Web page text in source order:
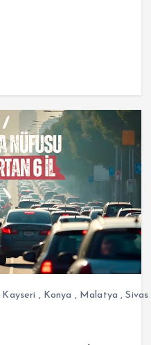
Kayseri , Konya , Malatya ,Sivas